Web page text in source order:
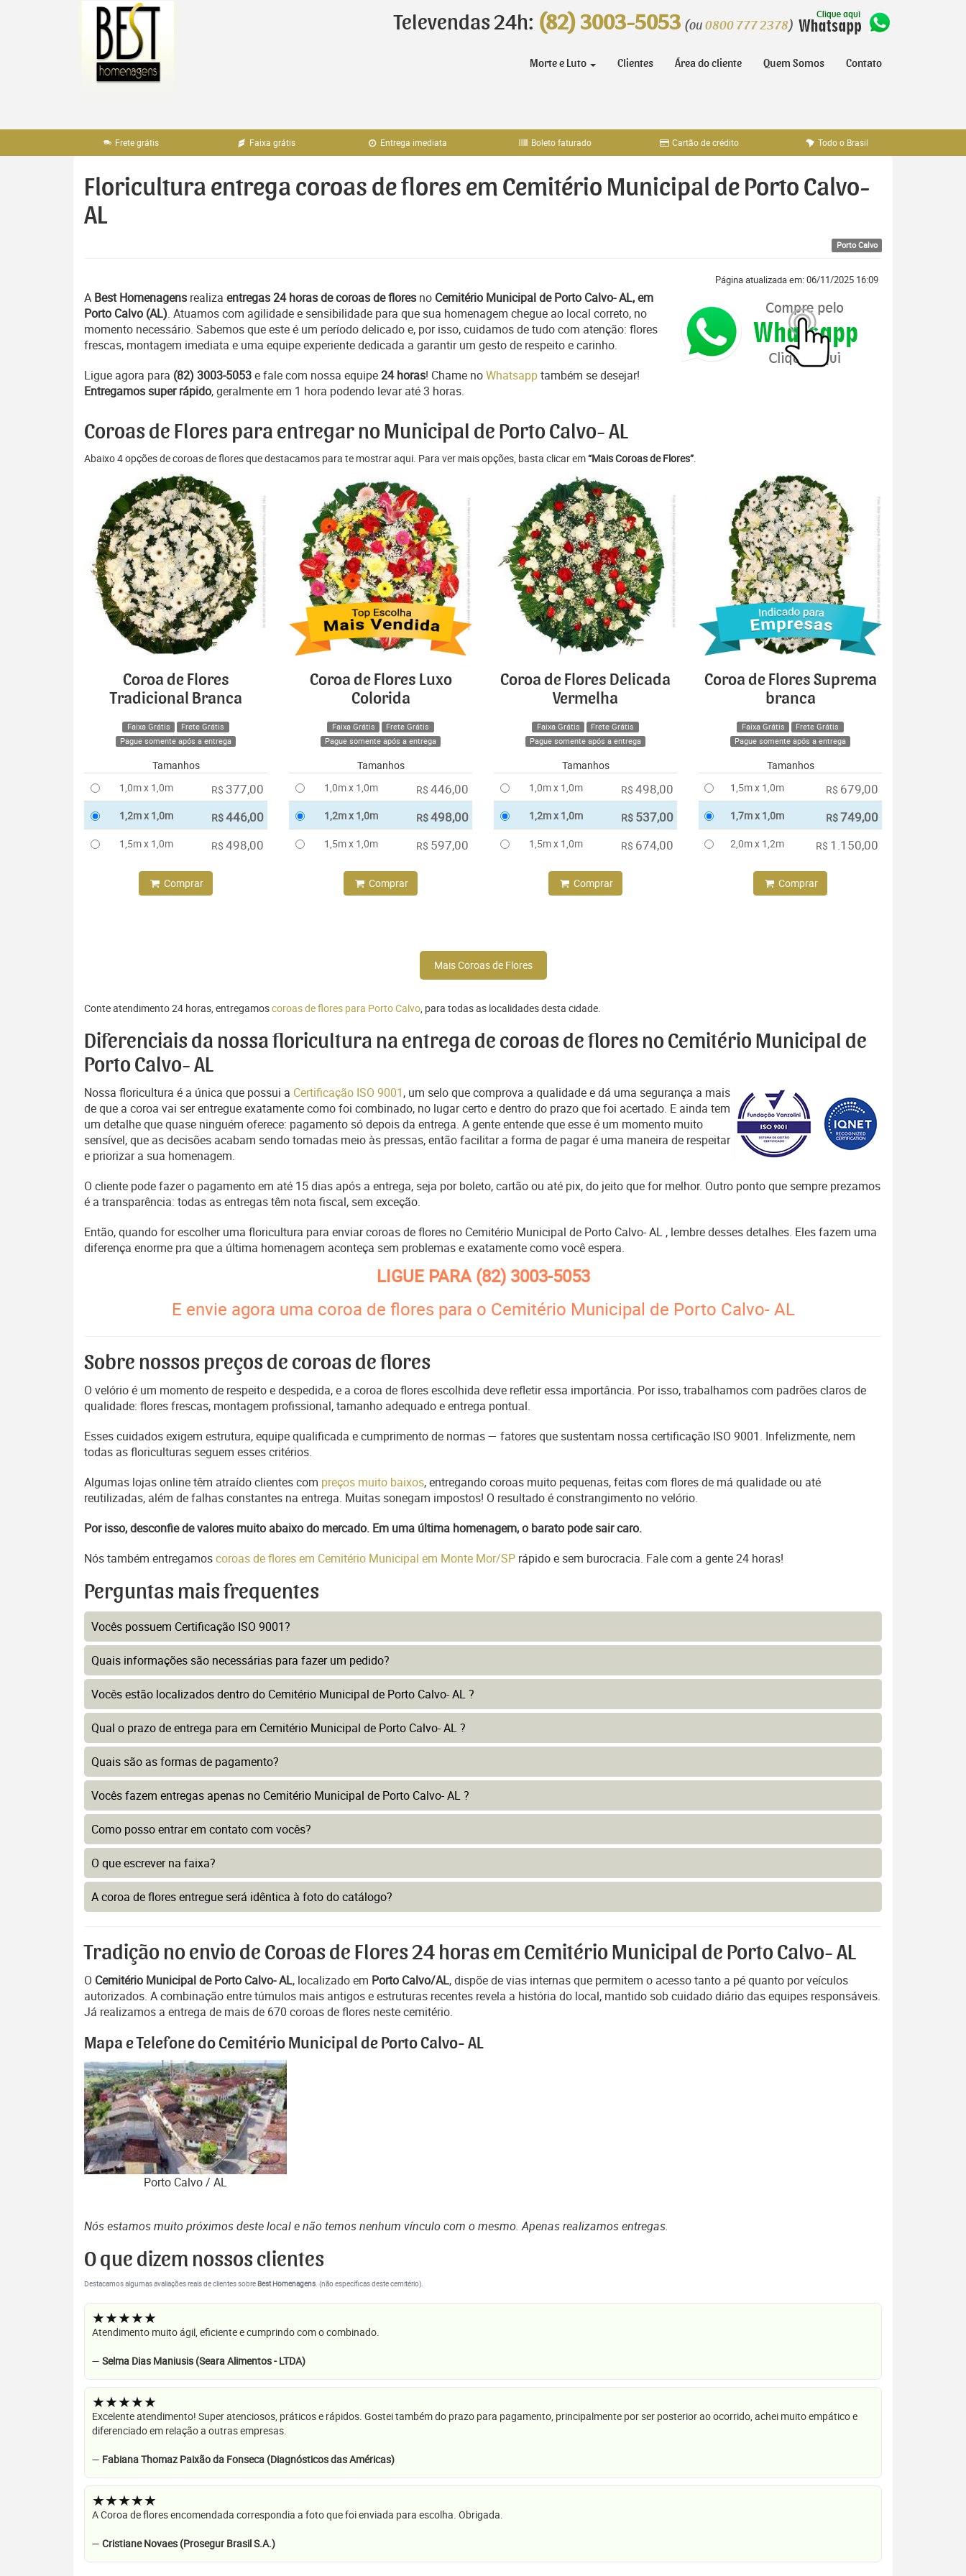
Televendas 24h: (82) 3003-5053 (ou 0800 777 2378)
Morte e Luto Clientes Área do cliente Quem Somos Contato
Frete grátis Faixa grátis Entrega imediata Boleto faturado Cartão de crédito Todo o Brasil
Floricultura entrega coroas de flores em Cemitério Municipal de Porto Calvo-
AL
Porto Calvo
Página atualizada em: 06/11/2025 16:09
A Best Homenagens realiza entregas 24 horas de coroas de flores no Cemitério Municipal de Porto Calvo- AL, em
Porto Calvo (AL). Atuamos com agilidade e sensibilidade para que sua homenagem chegue ao local correto, no
momento necessário. Sabemos que este é um período delicado e, por isso, cuidamos de tudo com atenção: flores
frescas, montagem imediata e uma equipe experiente dedicada a garantir um gesto de respeito e carinho.
Ligue agora para (82) 3003-5053e fale com nossa equipe24 horas! Chame noWhatsapptambém se desejar!
Entregamos super rápido, geralmente em 1 hora podendo levar até 3 horas.
Coroas de Flores para entregar no Municipal de Porto Calvo- AL
Abaixo 4 opções de coroas de flores que destacamos para te mostrar aqui. Para ver mais opções, basta clicar em“Mais Coroas de Flores”.
Coroa de Flores
Tradicional Branca
Faixa Grátis
Frete Grátis
Pague somente após a entrega
Tamanhos
1,0m x 1,0m
R$ 377,00
1,2m x 1,0m R$446,00
1,5m x 1,0m R$ 498,00
Comprar
Coroa de Flores Luxo
Colorida
Faixa Grátis
Frete Grátis
Pague somente após a entrega
Tamanhos
1,0m x 1,0m
R$ 446,00
1,2m x 1,0m R$498,00
1,5m x 1,0m R$ 597,00
Comprar
Coroa de Flores Delicada
Vermelha
Faixa Grátis
Frete Grátis
Pague somente após a entrega
Tamanhos
1,0m x 1,0m
R$ 498,00
1,2m x 1,0m R$ 537,00
1,5m x 1,0m R$ 674,00
Comprar
Coroa de Flores Suprema
branca
Faixa Grátis
Frete Grátis
Pague somente após a entrega
Tamanhos
1,5m x 1,0m
R$ 679,00
1,7m x 1,0m R$749,00
2,0m x 1,2m R$ 1.150,00
Comprar
Mais Coroas de Flores
Conte atendimento 24 horas, entregamoscoroas de flores para Porto Calvo, para todas as localidades desta cidade.
Diferenciais da nossa floricultura na entrega de coroas de flores no Cemitério Municipal de
Porto Calvo- AL
Nossa floricultura é a única que possui a Certificação ISO 9001, um selo que comprova a qualidade e dá uma segurança a mais
de que a coroa vai ser entregue exatamente como foi combinado, no lugar certo e dentro do prazo que foi acertado. E ainda tem
um detalhe que quase ninguém oferece: pagamento só depois da entrega. A gente entende que esse é um momento muito
sensível, que as decisões acabam sendo tomadas meio às pressas, então facilitar a forma de pagar é uma maneira de respeitar
e priorizar a sua homenagem.
O cliente pode fazer o pagamento em até 15 dias após a entrega, seja por boleto, cartão ou até pix, do jeito que for melhor. Outro ponto que sempre prezamos
é a transparência: todas as entregas têm nota fiscal, sem exceção.
Então, quando for escolher uma floricultura para enviar coroas de flores no Cemitério Municipal de Porto Calvo- AL , lembre desses detalhes. Eles fazem uma
diferença enorme pra que a última homenagem aconteça sem problemas e exatamente como você espera.
LIGUE PARA(82) 3003-5053
E envie agora uma coroa de flores para o Cemitério Municipal de Porto Calvo- AL
Sobre nossos preços de coroas de flores
O velório é um momento de respeito e despedida, e a coroa de flores escolhida deve refletir essa importância. Por isso, trabalhamos com padrões claros de
qualidade: flores frescas, montagem profissional, tamanho adequado e entrega pontual.
Esses cuidados exigem estrutura, equipe qualificada e cumprimento de normas — fatores que sustentam nossa certificação ISO 9001. Infelizmente, nem
todas as floriculturas seguem esses critérios.
Algumas lojas online têm atraído clientes com preços muito baixos, entregando coroas muito pequenas, feitas com flores de má qualidade ou até
reutilizadas, além de falhas constantes na entrega. Muitas sonegam impostos! O resultado é constrangimento no velório.
Por isso, desconfie de valores muito abaixo do mercado. Em uma última homenagem, o barato pode sair caro.
Nós também entregamoscoroas de flores em Cemitério Municipal em Monte Mor/SP rápido e sem burocracia. Fale com a gente 24 horas!
Perguntas mais frequentes
Vocês possuem Certificação ISO 9001?
Quais informações são necessárias para fazer um pedido?
Vocês estão localizados dentro do Cemitério Municipal de Porto Calvo- AL ?
Qual o prazo de entrega para em Cemitério Municipal de Porto Calvo- AL ?
Quais são as formas de pagamento?
Vocês fazem entregas apenas no Cemitério Municipal de Porto Calvo- AL ?
Como posso entrar em contato com vocês?
O que escrever na faixa?
A coroa de flores entregue será idêntica à foto do catálogo?
Tradição no envio de Coroas de Flores 24 horas em Cemitério Municipal de Porto Calvo- AL
O Cemitério Municipal de Porto Calvo- AL, localizado em Porto Calvo/AL, dispõe de vias internas que permitem o acesso tanto a pé quanto por veículos
autorizados. A combinação entre túmulos mais antigos e estruturas recentes revela a história do local, mantido sob cuidado diário das equipes responsáveis.
Já realizamos a entrega de mais de 670 coroas de flores neste cemitério.
Mapa e Telefone do Cemitério Municipal de Porto Calvo- AL
Porto Calvo / AL
Nós estamos muito próximos deste local e não temos nenhum vínculo com o mesmo. Apenas realizamos entregas.
O que dizem nossos clientes
Destacamos algumas avaliações reais de clientes sobreBest Homenagens. (não específicas deste cemitério).
★★★★★
Atendimento muito ágil, eficiente e cumprindo com o combinado.
— Selma Dias Maniusis (Seara Alimentos - LTDA)
★★★★★
Excelente atendimento! Super atenciosos, práticos e rápidos. Gostei também do prazo para pagamento, principalmente por ser posterior ao ocorrido, achei muito empático e
diferenciado em relação a outras empresas.
— Fabiana Thomaz Paixão da Fonseca (Diagnósticos das Américas)
★★★★★
A Coroa de flores encomendada correspondia a foto que foi enviada para escolha. Obrigada.
— Cristiane Novaes (Prosegur Brasil S.A.)